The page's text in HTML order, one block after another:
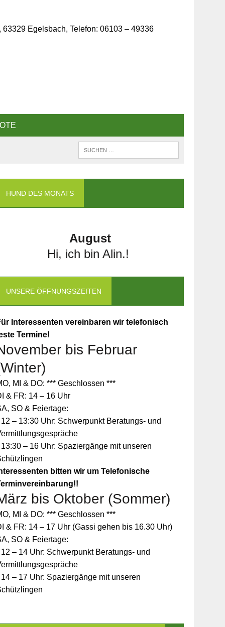
Egelsbach, Telefon: 06103 – 49336
HUND DES MONATS
August
Hi, ich bin Alin.!
UNSERE ÖFFNUNGSZEITEN
Interessenten vereinbaren wir telefonisch
Termine!
bis Februar
MI & DO: *** Geschlossen ***
& FR: 14 – 16 Uhr
SO & Feiertage:
12 – 13:30 Uhr: Schwerpunkt Beratungs- und
13:30 – 16 Uhr: Spaziergänge mit unseren
bitten wir um Telefonische
bis Oktober (Sommer)
MI & DO: *** Geschlossen ***
& FR: 14 – 17 Uhr (Gassi gehen bis 16.30 Uhr)
SO & Feiertage:
12 – 14 Uhr: Schwerpunkt Beratungs- und
14 – 17 Uhr: Spaziergänge mit unseren